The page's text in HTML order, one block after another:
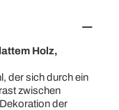
Holz,
der sich durch ein
zwischen
der